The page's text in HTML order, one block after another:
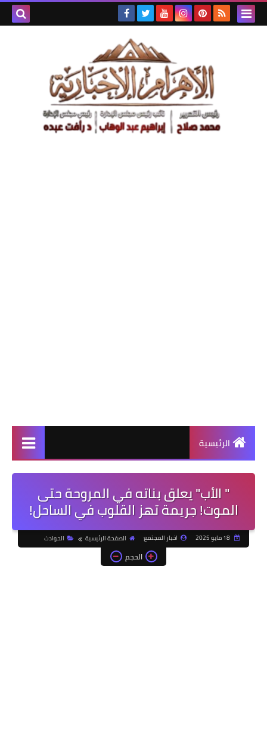
الرئيسية
" الأب" يعلق بناته في المروحة حتى
الموت! جريمة تهز القلوب في الساحل!
18 مايو 2025 اخبار المجتمع الصفحة الرئيسية الحوادث
الحجم